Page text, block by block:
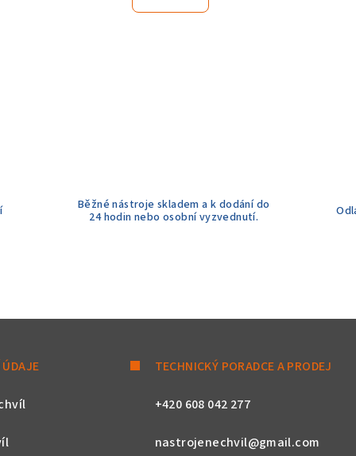
Běžné nástroje skladem a k dodání do
24 hodin nebo osobní vyzvednutí.
TECHNICKÝ PORADCE A PRODEJ
+420 608 042 277
nastrojenechvil@gmail.com